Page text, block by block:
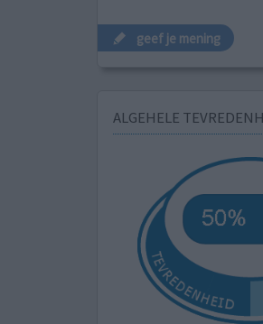
geef je mening
ALGEHELE